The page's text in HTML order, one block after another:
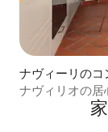
ナヴィーリのコ
ナヴィリオの居